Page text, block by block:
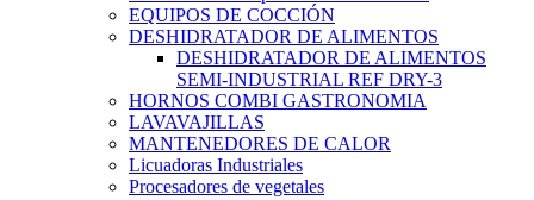
EQUIPOS DE COCCIÓN
DESHIDRATADOR DE ALIMENTOS
DESHIDRATADOR DE ALIMENTOS
SEMI-INDUSTRIAL REF DRY-3
HORNOS COMBI GASTRONOMIA
LAVAVAJILLAS
MANTENEDORES DE CALOR
Licuadoras Industriales
Procesadores de vegetales